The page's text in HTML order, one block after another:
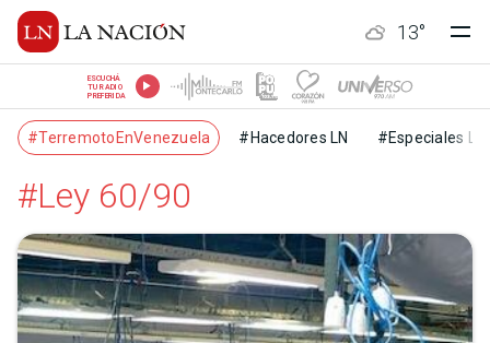
13°
ESCUCHÁ
TU RADIO
PREFERIDA
#TerremotoEnVenezuela #Hacedores LN #Especiales LN
#Ley 60/90